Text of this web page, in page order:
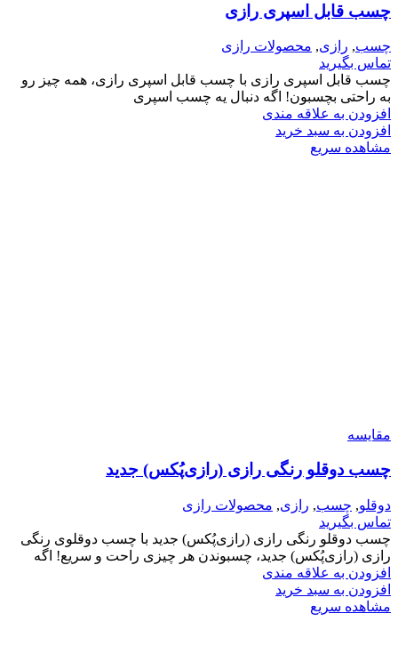
چسب قابل اسپری رازی
چسب, رازی, محصولات رازی
تماس بگیرید
چسب قابل اسپری رازی با چسب قابل اسپری رازی، همه چیز رو
به راحتی بچسبون! اگه دنبال یه چسب اسپری
افزودن به علاقه مندی
افزودن به سبد خرید
مشاهده سریع
مقایسه
چسب دوقلو رنگی رازی (رازی‌پُکس) جدید
دوقلو, چسب, رازی, محصولات رازی
تماس بگیرید
چسب دوقلو رنگی رازی (رازی‌پُکس) جدید با چسب دوقلوی رنگی
رازی (رازی‌پُکس) جدید، چسبوندن هر چیزی راحت و سریع! اگه
افزودن به علاقه مندی
افزودن به سبد خرید
مشاهده سریع